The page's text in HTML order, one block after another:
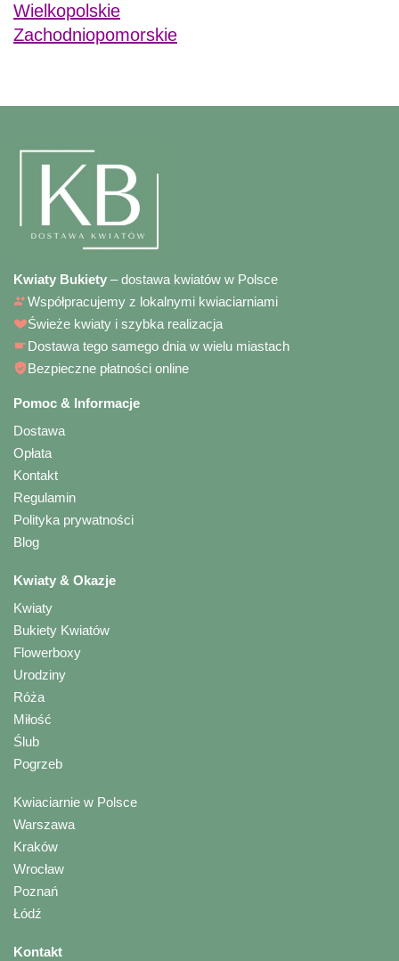
Wielkopolskie
Zachodniopomorskie
Kwiaty Bukiety – dostawa kwiatów w Polsce
Współpracujemy z lokalnymi kwiaciarniami
Świeże kwiaty i szybka realizacja
Dostawa tego samego dnia w wielu miastach
Bezpieczne płatności online
Pomoc & Informacje
Dostawa
Opłata
Kontakt
Regulamin
Polityka prywatności
Blog
Kwiaty & Okazje
Kwiaty
Bukiety Kwiatów
Flowerboxy
Urodziny
Róża
Miłość
Ślub
Pogrzeb
Kwiaciarnie w Polsce
Warszawa
Kraków
Wrocław
Poznań
Łódź
Kontakt